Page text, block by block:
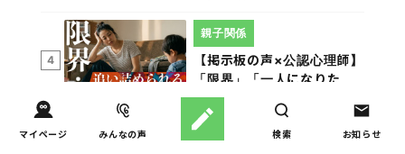
マイページ みんなの声 検索 お知らせ
4
【掲示板の声×公認心理師】
「限界」「一人になりた
い」「消えたい」―― 追い
詰められる親の心理と、そ
の前にできること
親子関係